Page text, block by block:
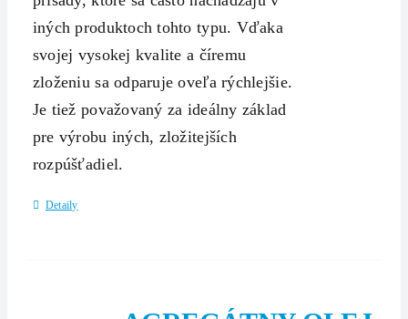
iných produktoch tohto typu. Vďaka
svojej vysokej kvalite a číremu
zloženiu sa odparuje oveľa rýchlejšie.
Je tiež považovaný za ideálny základ
pre výrobu iných, zložitejších
rozpúšťadiel.
Detaily